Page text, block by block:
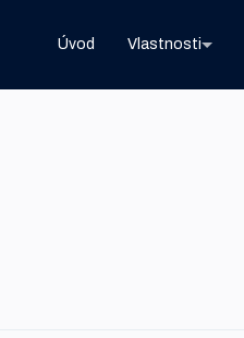
Úvod Vlastnosti